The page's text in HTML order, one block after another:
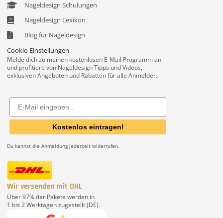
Nageldesign Schulungen
Nageldesign Lexikon
Blog für Nageldesign
Cookie-Einstellungen
Melde dich zu meinen kostenlosen E-Mail Programm an
und profitiere von Nageldesign Tipps und Videos,
exklusiven Angeboten und Rabatten für alle Anmelder..
Email
Kostenlos eintragen!
Du kannst die Anmeldung jederzeit widerrufen.
Wir versenden mit DHL
Über 97% der Pakete werden in
1 bis 2 Werktagen zugestellt (DE).